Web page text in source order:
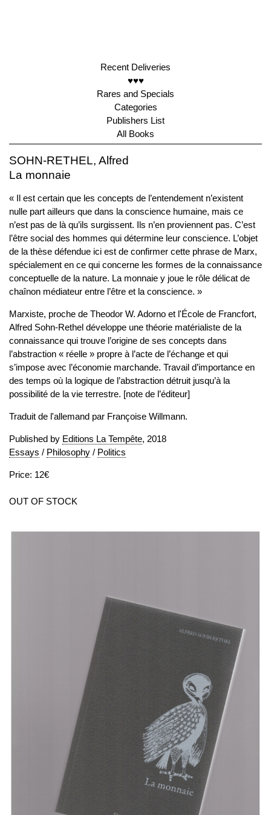
Recent Deliveries
♥♥♥
Rares and Specials
Categories
Publishers List
All Books
SOHN-RETHEL, Alfred
La monnaie
« Il est certain que les concepts de l’entendement n’existent
nulle part ailleurs que dans la conscience humaine, mais ce
n’est pas de là qu’ils surgissent. Ils n’en proviennent pas. C’est
l’être social des hommes qui détermine leur conscience. L’objet
de la thèse défendue ici est de confirmer cette phrase de Marx,
spécialement en ce qui concerne les formes de la connaissance
conceptuelle de la nature. La monnaie y joue le rôle délicat de
chaînon médiateur entre l’être et la conscience. »
Marxiste, proche de Theodor W. Adorno et l'École de Francfort,
Alfred Sohn-Rethel développe une théorie matérialiste de la
connaissance qui trouve l’origine de ses concepts dans
l’abstraction « réelle » propre à l’acte de l’échange et qui
s’impose avec l’économie marchande. Travail d’importance en
des temps où la logique de l’abstraction détruit jusqu’à la
possibilité de la vie terrestre. [note de l’éditeur]
Traduit de l'allemand par Françoise Willmann.
Published by Editions La Tempête, 2018
Essays / Philosophy / Politics
Price: 12€
OUT OF STOCK